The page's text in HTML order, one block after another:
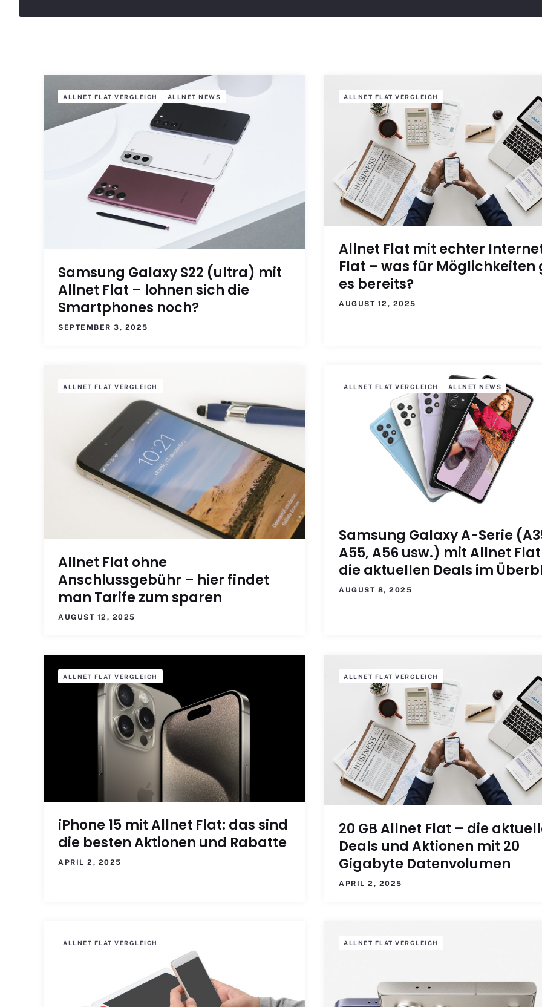
ALLNET FLAT VERGLEICH ALLNET NEWS
Samsung Galaxy S22 (ultra) mit
Allnet Flat – lohnen sich die
Smartphones noch?
SEPTEMBER 3, 2025
ALLNET FLAT VERGLEICH
Allnet Flat mit echter
Flat – was für Möglichkeiten
es bereits?
AUGUST 12, 2025
ALLNET FLAT VERGLEICH
Allnet Flat ohne
Anschlussgebühr – hier findet
man Tarife zum sparen
AUGUST 12, 2025
ALLNET FLAT VERGLEICH ALLNET NEWS
Samsung Galaxy A-Serie
A55, A56 usw.) mit Allnet
die aktuellen Deals im
AUGUST 8, 2025
ALLNET FLAT VERGLEICH
iPhone 15 mit Allnet Flat: das sind
die besten Aktionen und Rabatte
APRIL 2, 2025
ALLNET FLAT VERGLEICH
20 GB Allnet Flat – die
Deals und Aktionen mit 20
Gigabyte Datenvolumen
APRIL 2, 2025
ALLNET FLAT VERGLEICH ALLNET FLAT VERGLEICH